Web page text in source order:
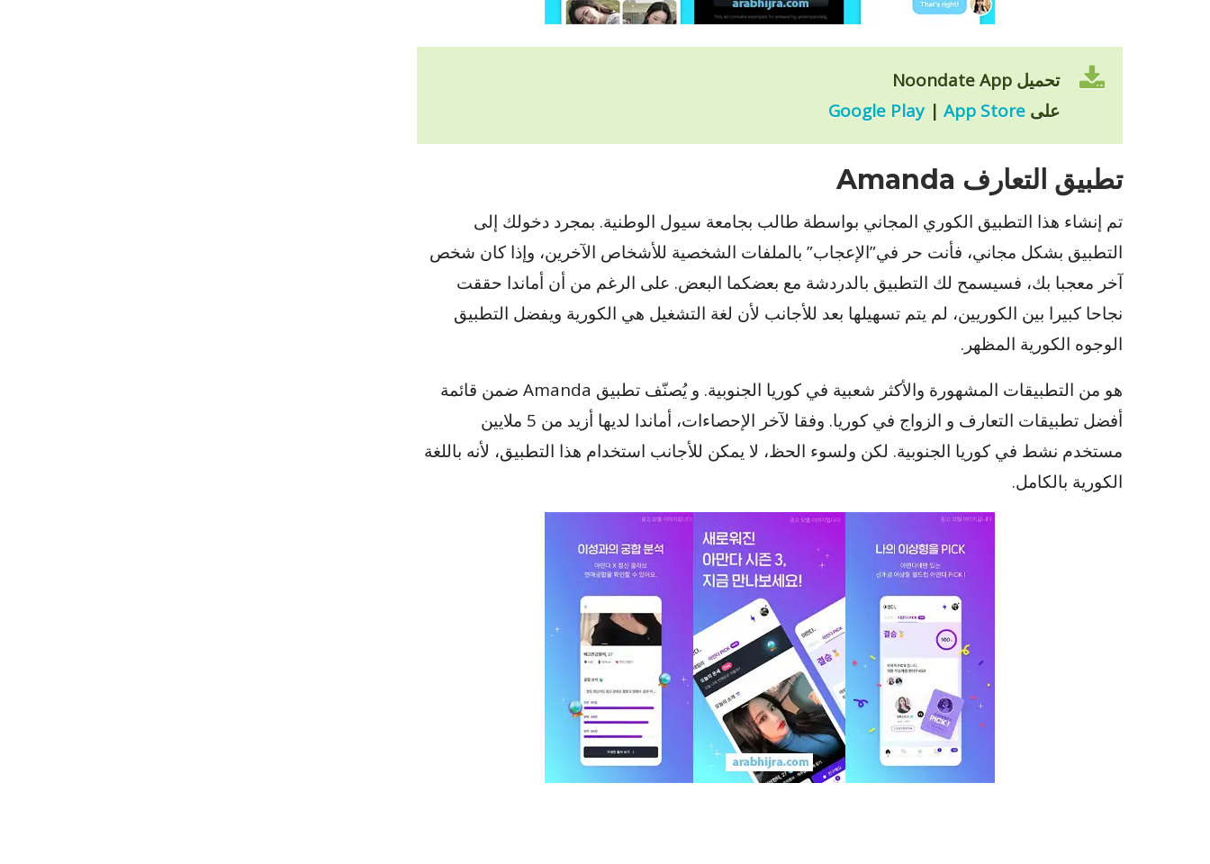
تحميل Noondate App
على
Google Play| App Store
تطبيق التعارف Amanda
تم إنشاء هذا التطبيق الكوري المجاني بواسطة طالب بجامعة سيول الوطنية. بمجرد دخولك إلى
التطبيق بشكل مجاني، فأنت حر في”الإعجاب” بالملفات الشخصية للأشخاص الآخرين، وإذا كان شخص
آخر معجبا بك، فسيسمح لك التطبيق بالدردشة مع بعضكما البعض. على الرغم من أن أماندا حققت
نجاحا كبيرا بين الكوريين، لم يتم تسهيلها بعد للأجانب لأن لغة التشغيل هي الكورية ويفضل التطبيق
الوجوه الكورية المظهر.
هو من التطبيقات المشهورة والأكثر شعبية في كوريا الجنوبية. و يُصنّف تطبيق Amanda ضمن قائمة
أفضل تطبيقات التعارف و الزواج في كوريا. وفقا لآخر الإحصاءات، أماندا لديها أزيد من 5 ملايين
مستخدم نشط في كوريا الجنوبية. لكن ولسوء الحظ، لا يمكن للأجانب استخدام هذا التطبيق، لأنه باللغة
الكورية بالكامل.